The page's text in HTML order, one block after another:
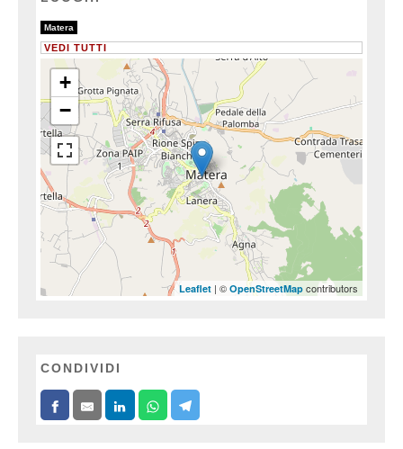
Matera
1/1
VEDI TUTTI
+
−
Leaflet | © OpenStreetMap contributors
CONDIVIDI